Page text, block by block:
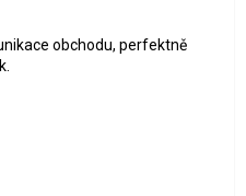
obchodu, perfektně
je 5 z 5 hvězdiček.